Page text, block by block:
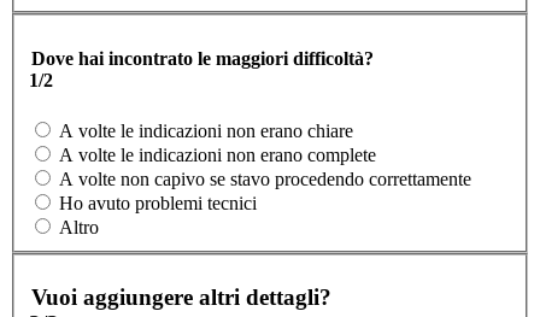
Dove hai incontrato le maggiori difficoltà?
1/2
A volte le indicazioni non erano chiare
A volte le indicazioni non erano complete
A volte non capivo se stavo procedendo correttamente
Ho avuto problemi tecnici
Altro
Vuoi aggiungere altri dettagli?